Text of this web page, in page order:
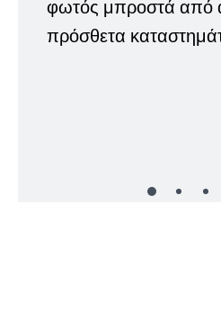
φωτός μπροστά από
πρόσθετα